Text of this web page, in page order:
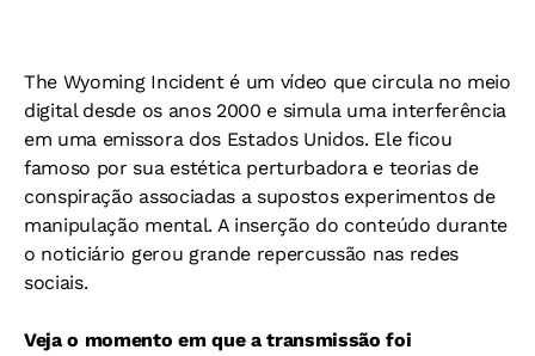
The Wyoming Incident é um vídeo que circula no meio
digital desde os anos 2000 e simula uma interferência
em uma emissora dos Estados Unidos. Ele ficou
famoso por sua estética perturbadora e teorias de
conspiração associadas a supostos experimentos de
manipulação mental. A inserção do conteúdo durante
o noticiário gerou grande repercussão nas redes
sociais.
Veja o momento em que a transmissão foi